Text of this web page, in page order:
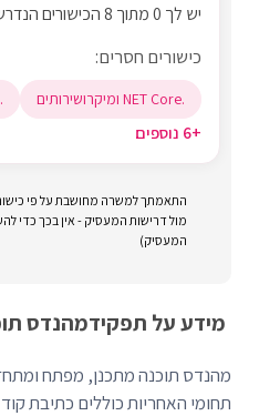
יש לך 0 מתוך 8 הכישורים הנדרשים
כישורים חסרים:
.NET Core ומיקרושירותים .Net/C# או Java
+6 נוספים
התאמתך למשרה מחושבת על פי
מול דרישות המעסיק - אין בכך כדי
המעסיק)
מידע על תפקידמהנדס
מהנדס תוכנה מתכנן, מפתח
תחומי האחריות כוללים כתיבת קוד